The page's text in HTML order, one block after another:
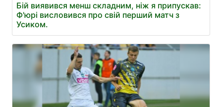
Бій виявився менш складним, ніж я припускав:
Ф'юрі висловився про свій перший матч з
Усиком.